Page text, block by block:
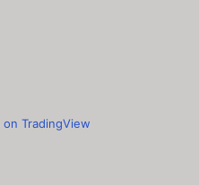
TradingView